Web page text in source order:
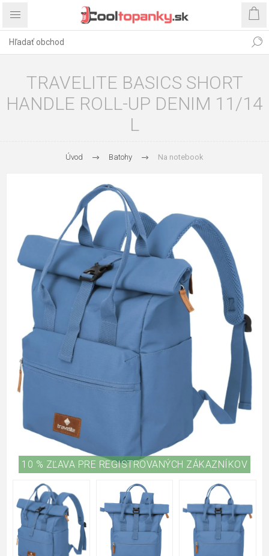
TRAVELITE BASICS SHORT
HANDLE ROLL-UP DENIM 11/14
L
Úvod Batohy Na notebook
10 % ZĽAVA PRE REGISTROVANÝCH ZÁKAZNÍKOV